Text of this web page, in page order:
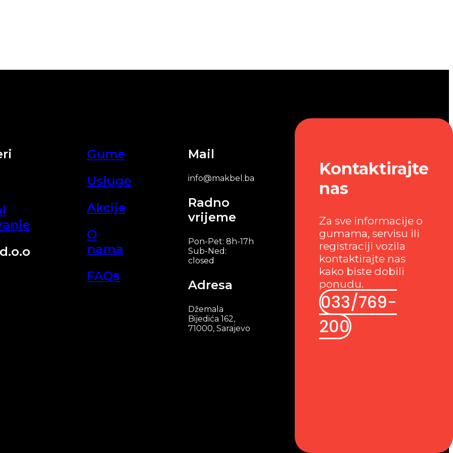
Gume
Usluge
Akcije
O
nama
FAQs
Mail
info@makbel.ba
Radno
vrijeme
Pon-Pet: 8h-17h
Sub-Ned:
closed
Adresa
Džemala
Bijedića 162,
71000, Sarajevo
Kontaktirajte
nas
Za sve informacije o
gumama, servisu ili
registraciji vozila
kontaktirajte nas
kako biste dobili
ponudu.
033/769-
200